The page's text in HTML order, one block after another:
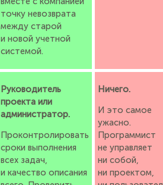
точку невозврата
между старой
и новой учетной
системой.
Руководитель
проекта или
администратор.
Проконтролировать
сроки выполнения
всех задач,
и качество описания
Ничего.
И это самое
ужасно.
Программист
не управляет
ни собой,
ни проектом,